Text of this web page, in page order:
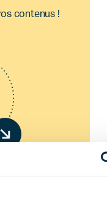
contenus !